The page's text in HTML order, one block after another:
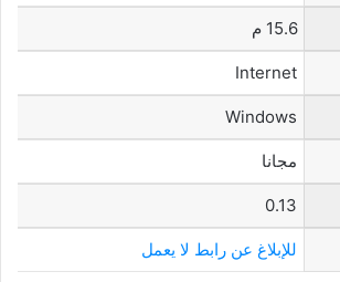
15.6 م
Internet
Windows
مجانا
0.13
للإبلاغ عن رابط لا يعمل